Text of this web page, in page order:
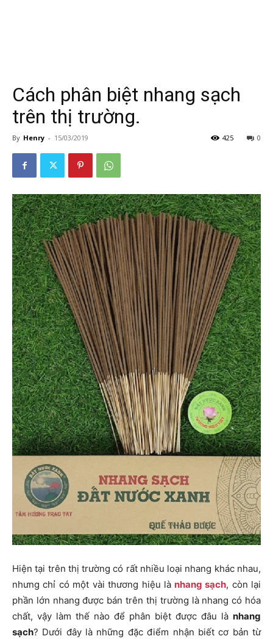
Cách phân biệt nhang sạch
trên thị trường.
By Henry - 15/03/2019 0
425
Hiện tại trên thị trường có rất nhiều loại nhang khác nhau,
nhưng chỉ có một vài thương hiệu là nhang sạch, còn lại
phần lớn nhang được bán trên thị trường là nhang có hóa
chất, vậy làm thế nào để phân biệt được đâu là nhang
sạch? Dưới đây là những đặc điểm nhận biết cơ bản từ